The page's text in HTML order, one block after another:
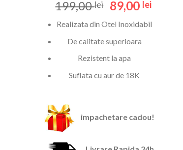
Evaluat la
5.00din 5
unei
evaluări
199,00lei
Prețul
inițial
a
fost:
199,00 lei.
89,00 leiPrețul
este:
Realizata din Otel Inoxidabil
De calitate superioara
Rezistent la apa
Suflata cu aur de 18K
impachetare cadou!